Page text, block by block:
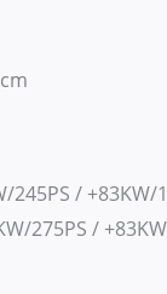
245PS / +83KW/
275PS /